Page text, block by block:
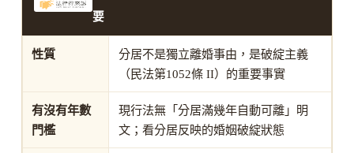
要
性質
分居不是獨立離婚事由，是破綻主義
（民法第1052條 II）的重要事實
有沒有年數
門檻
現行法無「分居滿幾年自動可離」明
文；看分居反映的婚姻破綻狀態